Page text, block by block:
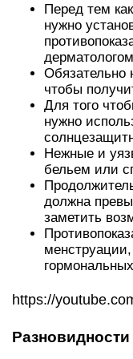
Перед тем
нужно
Обязательно
чтобы
Для того
нужно
Нежные и
бельем или
должна
заметить
https://